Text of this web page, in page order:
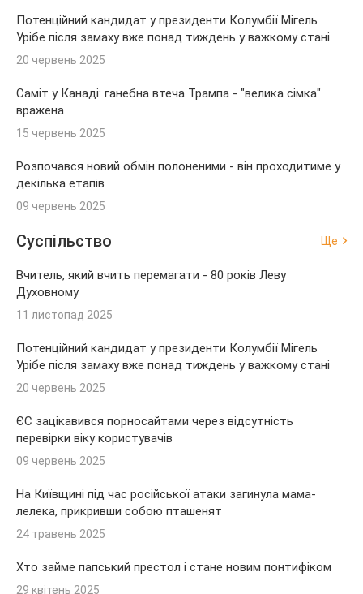
Потенційний кандидат у президенти Колумбії Мігель
Урібе після замаху вже понад тиждень у важкому стані
20 червень 2025
Саміт у Канаді: ганебна втеча Трампа - "велика сімка"
вражена
15 червень 2025
Розпочався новий обмін полоненими - він проходитиме у
декілька етапів
09 червень 2025
Суспільство Ще
Вчитель, який вчить перемагати - 80 років Леву
Духовному
11 листопад 2025
Потенційний кандидат у президенти Колумбії Мігель
Урібе після замаху вже понад тиждень у важкому стані
20 червень 2025
ЄС зацікавився порносайтами через відсутність
перевірки віку користувачів
09 червень 2025
На Київщині під час російської атаки загинула мама-
лелека, прикривши собою пташенят
24 травень 2025
Хто займе папський престол і стане новим понтифіком
29 квітень 2025